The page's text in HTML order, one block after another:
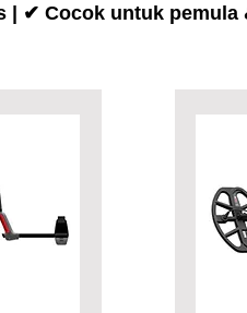
✔ Cocok untuk pemula